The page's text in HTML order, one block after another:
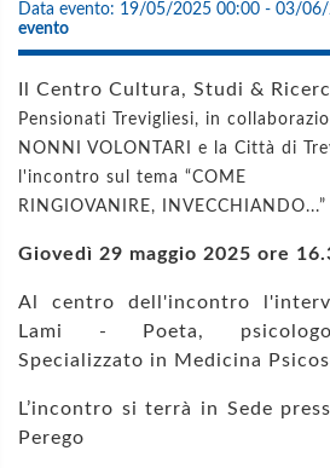
Data evento: 19/05/2025 00:00 - 03/
evento
Il Centro Cultura, Studi &
Pensionati Trevigliesi, in
NONNI VOLONTARI e la Città di
l'incontro sul tema “COME
RINGIOVANIRE,
INVECCHIANDO...”
Giovedì 29 maggio 2025 ore
Al centro dell'incontro
Lami - Poeta, psicologo,
Specializzato in Medicina
L’incontro si terrà in Sede
Perego